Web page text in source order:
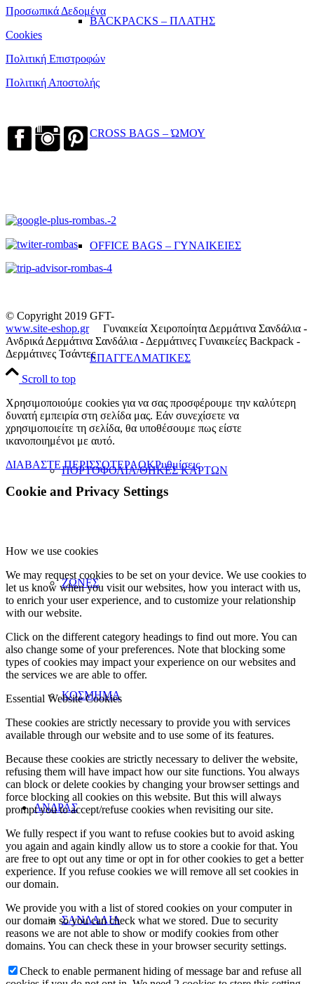
BACKPACKS – ΠΛΑΤΗΣ
CROSS BAGS – ΏΜΟΥ
OFFICE BAGS – ΓΥΝΑΙΚΕΙΕΣ
ΕΠΑΓΓΕΛΜΑΤΙΚΕΣ
ΠΟΡΤΟΦΟΛΙΑ/ΘΗΚΕΣ ΚΑΡΤΩΝ
ΖΩΝΕΣ
ΚΟΣΜΗΜΑ
ΑΝΔΡΑΣ
ΣΑΝΔΑΛΙΑ
Προσωπικά Δεδομένα
Cookies
Πολιτική Επιστροφών
Πολιτική Αποστολής
© Copyright 2019 GFT-
www.site-eshop.grΓυναικεία Χειροποίητα Δερμάτινα Σανδάλια -
Ανδρικά Δερμάτινα Σανδάλια - Δερμάτινες Γυναικείες Backpack -
Δερμάτινες Τσάντες
Scroll to top
Χρησιμοποιούμε cookies για να σας προσφέρουμε την καλύτερη
δυνατή εμπειρία στη σελίδα μας. Εάν συνεχίσετε να
χρησιμοποιείτε τη σελίδα, θα υποθέσουμε πως είστε
ικανοποιημένοι με αυτό.
ΔΙΑΒΑΣΤΕ ΠΕΡΙΣΣΟΤΕΡΑOKΡυθμίσεις
Cookie and Privacy Settings
How we use cookies
We may request cookies to be set on your device. We use cookies to
let us know when you visit our websites, how you interact with us,
to enrich your user experience, and to customize your relationship
with our website.
Click on the different category headings to find out more. You can
also change some of your preferences. Note that blocking some
types of cookies may impact your experience on our websites and
the services we are able to offer.
Essential Website Cookies
These cookies are strictly necessary to provide you with services
available through our website and to use some of its features.
Because these cookies are strictly necessary to deliver the website,
refusing them will have impact how our site functions. You always
can block or delete cookies by changing your browser settings and
force blocking all cookies on this website. But this will always
prompt you to accept/refuse cookies when revisiting our site.
We fully respect if you want to refuse cookies but to avoid asking
you again and again kindly allow us to store a cookie for that. You
are free to opt out any time or opt in for other cookies to get a better
experience. If you refuse cookies we will remove all set cookies in
our domain.
We provide you with a list of stored cookies on your computer in
our domain so you can check what we stored. Due to security
reasons we are not able to show or modify cookies from other
domains. You can check these in your browser security settings.
Check to enable permanent hiding of message bar and refuse all